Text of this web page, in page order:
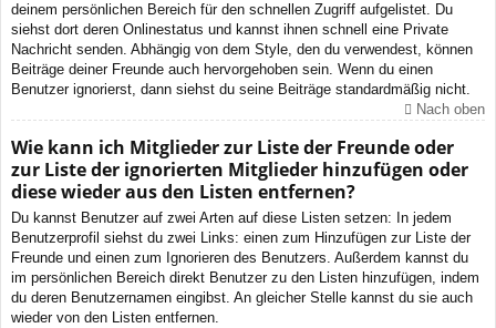
deinem persönlichen Bereich für den schnellen Zugriff aufgelistet. Du
siehst dort deren Onlinestatus und kannst ihnen schnell eine Private
Nachricht senden. Abhängig von dem Style, den du verwendest, können
Beiträge deiner Freunde auch hervorgehoben sein. Wenn du einen
Benutzer ignorierst, dann siehst du seine Beiträge standardmäßig nicht.
Nach oben
Wie kann ich Mitglieder zur Liste der Freunde oder
zur Liste der ignorierten Mitglieder hinzufügen oder
diese wieder aus den Listen entfernen?
Du kannst Benutzer auf zwei Arten auf diese Listen setzen: In jedem
Benutzerprofil siehst du zwei Links: einen zum Hinzufügen zur Liste der
Freunde und einen zum Ignorieren des Benutzers. Außerdem kannst du
im persönlichen Bereich direkt Benutzer zu den Listen hinzufügen, indem
du deren Benutzernamen eingibst. An gleicher Stelle kannst du sie auch
wieder von den Listen entfernen.